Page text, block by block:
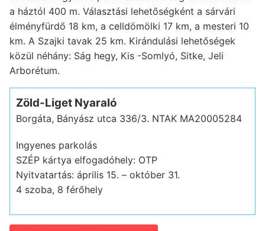
a háztól 400 m. Választási lehetőségként a sárvári
élményfürdő 18 km, a celldömölki 17 km, a mesteri 10
km. A Szajki tavak 25 km. Kirándulási lehetőségek
közül néhány: Ság hegy, Kis -Somlyó, Sitke, Jeli
Arborétum.
Zöld-Liget Nyaraló
Borgáta, Bányász utca 336/3. NTAK MA20005284
Ingyenes parkolás
SZÉP kártya elfogadóhely: OTP
Nyitvatartás: április 15. – október 31.
4 szoba, 8 férőhely